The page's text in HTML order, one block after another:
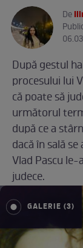
De
După gestul
procesului lui
că poate să
următorul
după ce a
dacă în sală
Vlad Pascu le-
judece.
GALERIE (3)